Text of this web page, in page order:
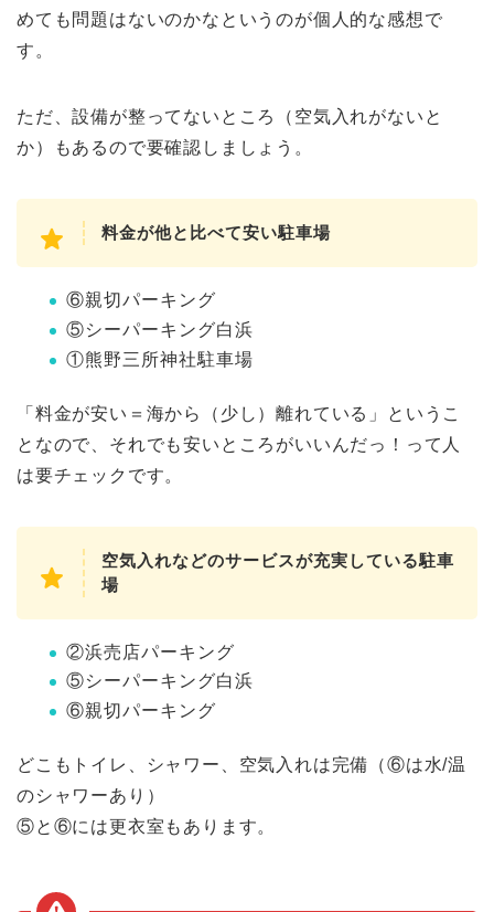
めても問題はないのかなというのが個人的な感想で
す。
ただ、設備が整ってないところ（空気入れがないと
か）もあるので要確認しましょう。
料金が他と比べて安い駐車場
⑥親切パーキング
⑤シーパーキング白浜
①熊野三所神社駐車場
「料金が安い＝海から（少し）離れている」というこ
となので、それでも安いところがいいんだっ！って人
は要チェックです。
空気入れなどのサービスが充実している駐車
場
②浜売店パーキング
⑤シーパーキング白浜
⑥親切パーキング
どこもトイレ、シャワー、空気入れは完備（⑥は水/温
のシャワーあり）
⑤と⑥には更衣室もあります。